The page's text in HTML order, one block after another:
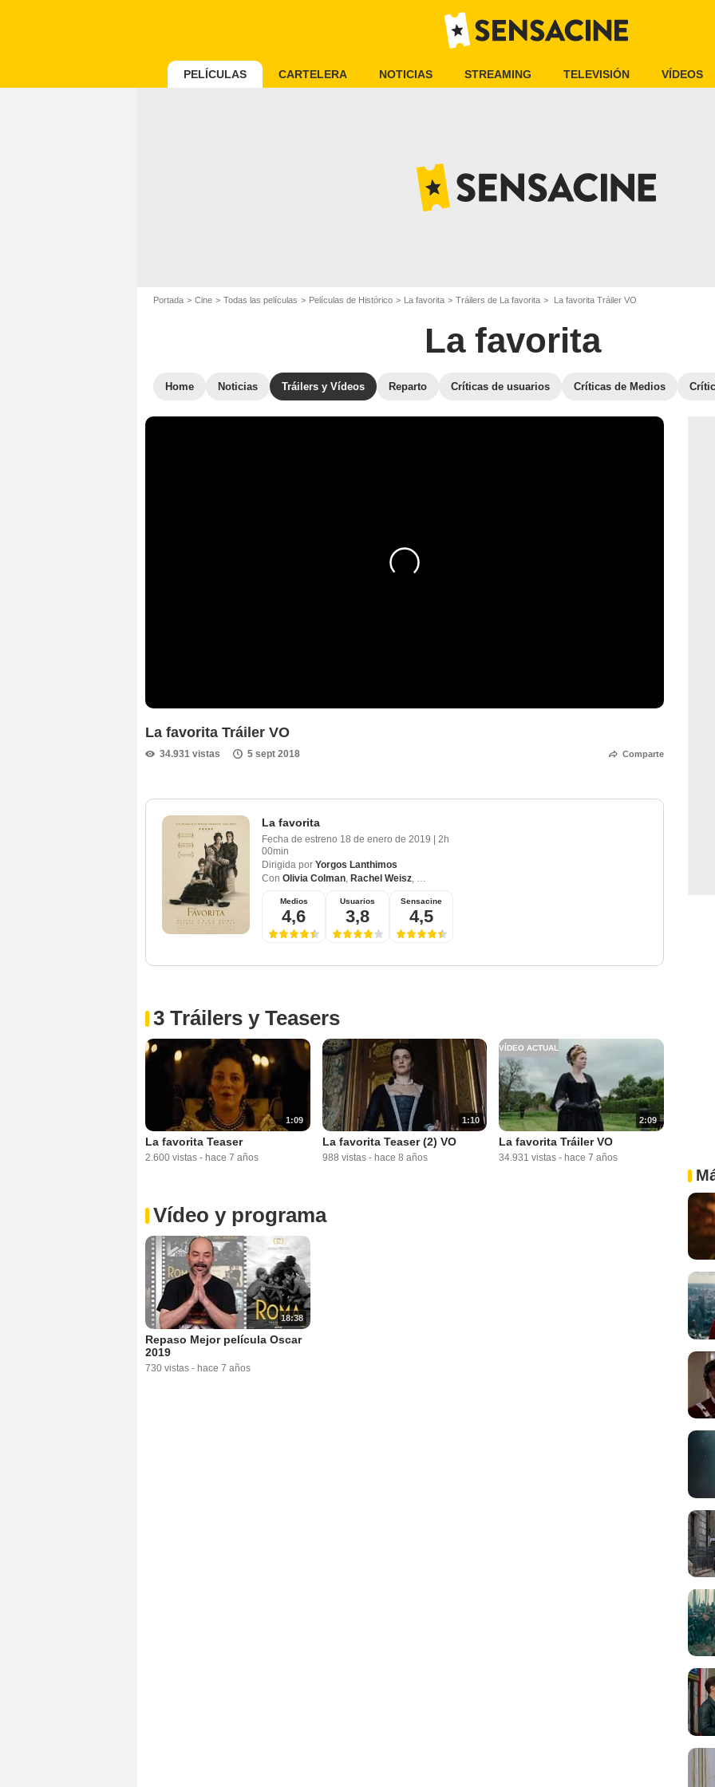
PELÍCULAS CARTELERA NOTICIAS STREAMING TELEVISIÓN VÍDEOS
Portada Cine Todas las películas Películas de Histórico La favorita Tráilers de La favorita La favorita Tráiler VO
La favorita
Home Noticias Tráilers y Vídeos Reparto Críticas de usuarios Críticas de Medios
La favorita Tráiler VO
34.931 vistas 5 sept 2018 Comparte
La favorita
Fecha de estreno 18 de enero de 2019
2h
00min
Dirigida por Yorgos Lanthimos
Con Olivia Colman, Rachel Weisz, Emma Stone
Medios
4,6
Usuarios
3,8
Sensacine
4,5
3 Tráilers y Teasers
1:09
La favorita Teaser
2.600 vistas - hace 7 años
1:10
La favorita Teaser (2) VO
988 vistas - hace 8 años
2:09
VÍDEO ACTUAL
La favorita Tráiler VO
34.931 vistas - hace 7 años
Vídeo y programa
18:38
Repaso Mejor película Oscar
2019
730 vistas - hace 7 años